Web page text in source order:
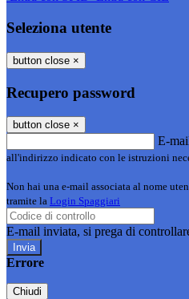
Seleziona utente
button close ×
Recupero password
button close ×
E-
all'indirizzo indicato con le istruzioni
Non hai una e-mail associata al nome
tramite la Login Spaggiari
E-mail inviata, si prega di
Errore
Chiudi